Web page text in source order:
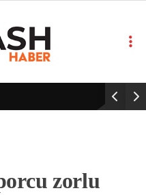
zorlu